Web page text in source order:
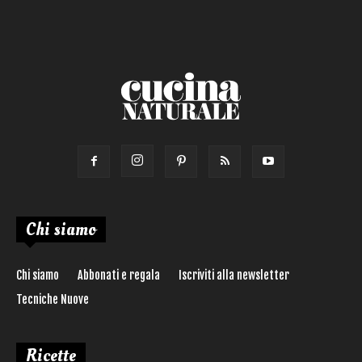
Chi siamo
Chi siamo Abbonati e regala
Iscriviti alla newsletter
Tecniche Nuove
Ricette